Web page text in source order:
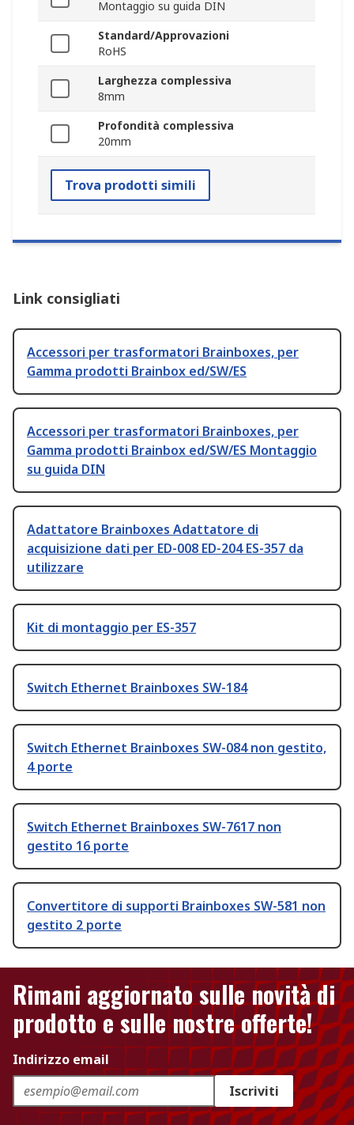
Montaggio su guida DIN
Standard/Approvazioni
RoHS
Larghezza complessiva
8mm
Profondità complessiva
20mm
Trova prodotti simili
Link consigliati
Accessori per trasformatori Brainboxes, per
Gamma prodotti Brainbox ed/SW/ES
Accessori per trasformatori Brainboxes, per
Gamma prodotti Brainbox ed/SW/ES Montaggio
su guida DIN
Adattatore Brainboxes Adattatore di
acquisizione dati per ED-008 ED-204 ES-357 da
utilizzare
Kit di montaggio per ES-357
Switch Ethernet Brainboxes SW-184
Switch Ethernet Brainboxes SW-084 non gestito,
4 porte
Switch Ethernet Brainboxes SW-7617 non
gestito 16 porte
Convertitore di supporti Brainboxes SW-581 non
gestito 2 porte
Rimani aggiornato sulle novità di
prodotto e sulle nostre offerte!
Indirizzo email
Iscriviti